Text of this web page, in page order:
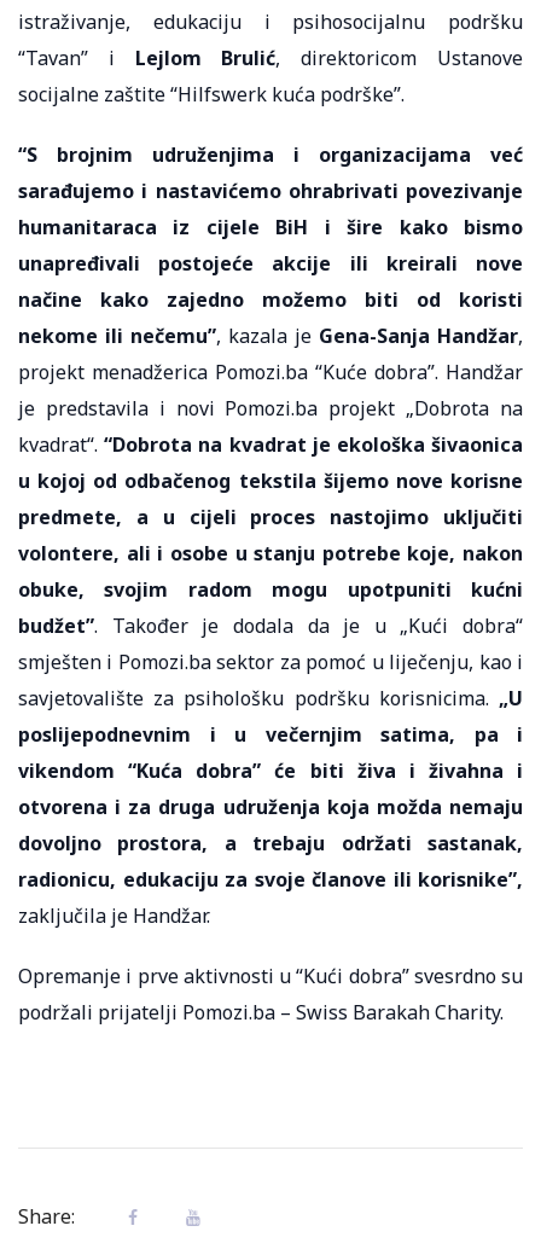
istraživanje, edukaciju i psihosocijalnu podršku
“Tavan” i Lejlom Brulić, direktoricom Ustanove
socijalne zaštite “Hilfswerk kuća podrške”.
“S brojnim udruženjima i organizacijama već
sarađujemo i nastavićemo ohrabrivati povezivanje
humanitaraca iz cijele BiH i šire kako bismo
unapređivali postojeće akcije ili kreirali nove
načine kako zajedno možemo biti od koristi
nekome ili nečemu”, kazala je Gena-Sanja Handžar,
projekt menadžerica Pomozi.ba “Kuće dobra”. Handžar
je predstavila i novi Pomozi.ba projekt „Dobrota na
kvadrat“.“Dobrota na kvadrat je ekološka šivaonica
u kojoj od odbačenog tekstila šijemo nove korisne
predmete, a u cijeli proces nastojimo uključiti
volontere, ali i osobe u stanju potrebe koje, nakon
obuke, svojim radom mogu upotpuniti kućni
budžet”. Također je dodala da je u „Kući dobra“
smješten i Pomozi.ba sektor za pomoć u liječenju, kao i
savjetovalište za psihološku podršku korisnicima. „U
poslijepodnevnim i u večernjim satima, pa i
vikendom “Kuća dobra” će biti živa i živahna i
otvorena i za druga udruženja koja možda nemaju
dovoljno prostora, a trebaju održati sastanak,
radionicu, edukaciju za svoje članove ili korisnike”,
zaključila je Handžar.
Opremanje i prve aktivnosti u “Kući dobra” svesrdno su
podržali prijatelji Pomozi.ba – Swiss Barakah Charity.
Share: